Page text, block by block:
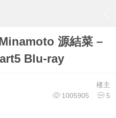
源結菜 –
Blu-ray
楼主
1005905
5